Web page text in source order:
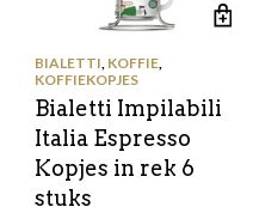
BIALETTI, KOFFIE,
KOFFIEKOPJES
Bialetti Impilabili
Italia Espresso
Kopjes in rek 6
stuks